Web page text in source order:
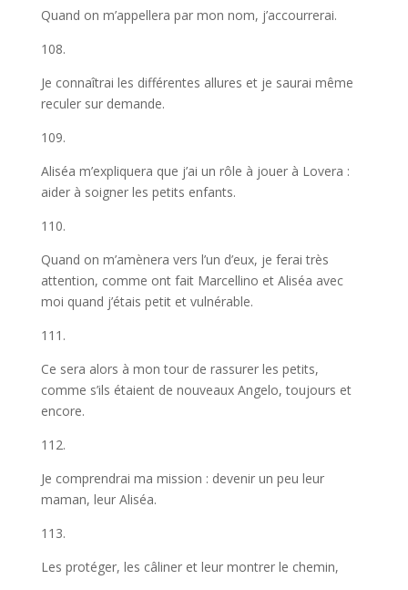
Quand on m’appellera par mon nom, j’accourrerai.
108.
Je connaîtrai les différentes allures et je saurai même
reculer sur demande.
109.
Aliséa m’expliquera que j’ai un rôle à jouer à Lovera :
aider à soigner les petits enfants.
110.
Quand on m’amènera vers l’un d’eux, je ferai très
attention, comme ont fait Marcellino et Aliséa avec
moi quand j’étais petit et vulnérable.
111.
Ce sera alors à mon tour de rassurer les petits,
comme s’ils étaient de nouveaux Angelo, toujours et
encore.
112.
Je comprendrai ma mission : devenir un peu leur
maman, leur Aliséa.
113.
Les protéger, les câliner et leur montrer le chemin,